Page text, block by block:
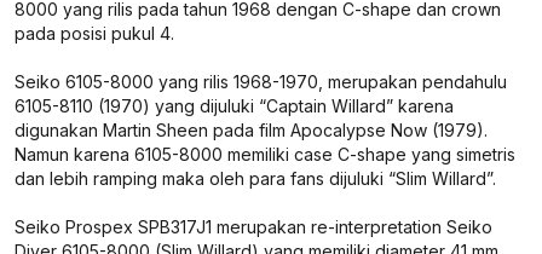
8000 yang rilis pada tahun 1968 dengan C-shape dan crown
pada posisi pukul 4.
Seiko 6105-8000 yang rilis 1968-1970, merupakan pendahulu
6105-8110 (1970) yang dijuluki “Captain Willard” karena
digunakan Martin Sheen pada film Apocalypse Now (1979).
Namun karena 6105-8000 memiliki case C-shape yang simetris
dan lebih ramping maka oleh para fans dijuluki “Slim Willard”.
Seiko Prospex SPB317J1 merupakan re-interpretation Seiko